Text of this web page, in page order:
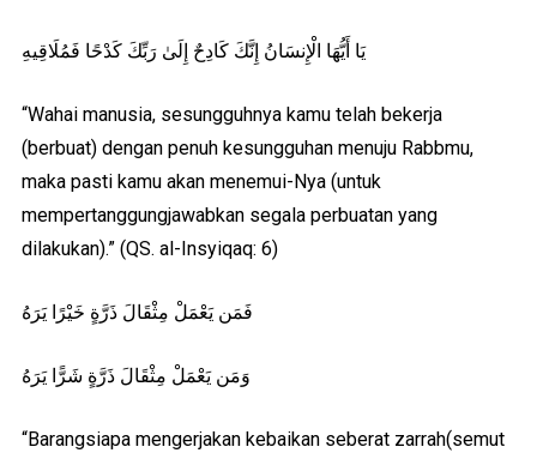
يَا أَيُّهَا الْإِنسَانُ إِنَّكَ كَادِحٌ إِلَىٰ رَبِّكَ كَدْحًا فَمُلَاقِيهِ
“Wahai manusia, sesungguhnya kamu telah bekerja
(berbuat) dengan penuh kesungguhan menuju Rabbmu,
maka pasti kamu akan menemui-Nya (untuk
mempertanggungjawabkan segala perbuatan yang
dilakukan).” (QS. al-Insyiqaq: 6)
فَمَن يَعْمَلْ مِثْقَالَ ذَرَّةٍ خَيْرًا يَرَهُ
وَمَن يَعْمَلْ مِثْقَالَ ذَرَّةٍ شَرًّا يَرَهُ
“Barangsiapa mengerjakan kebaikan seberat zarrah(semut